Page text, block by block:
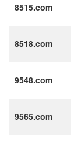
8515.com
8518.com
9548.com
9565.com